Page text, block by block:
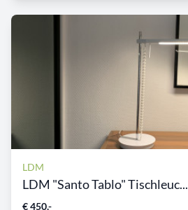
LDM
LDM "Santo Tablo" Tischleuc...
€ 450,-